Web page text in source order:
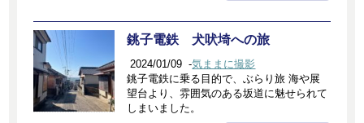
銚子電鉄 犬吠埼への旅
2024/01/09 -気ままに撮影
銚子電鉄に乗る目的で、ぶらり旅 海や展
望台より、雰囲気のある坂道に魅せられて
しまいました。